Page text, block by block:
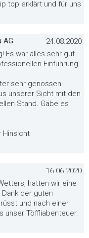
top erklärt und für uns
AG
24.08.2020
Es war alles sehr gut
Einführung
sehr genossen!
unserer Sicht mit den
Stand. Gäbe es
Hinsicht
16.06.2020
hatten wir eine
der guten
und nach einer
unser Töffliabenteuer.